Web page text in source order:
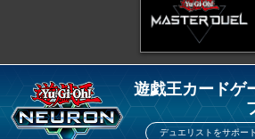
遊戯王カードゲ
デュエリストをサポー